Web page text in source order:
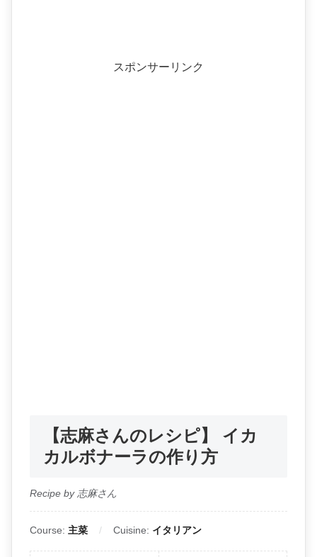
スポンサーリンク
【志麻さんのレシピ】 イカ
カルボナーラの作り方
Recipe by 志麻さん
Course: 主菜 Cuisine: イタリアン